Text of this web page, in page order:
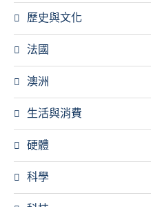
歷史與文化
法國
澳洲
生活與消費
硬體
科學